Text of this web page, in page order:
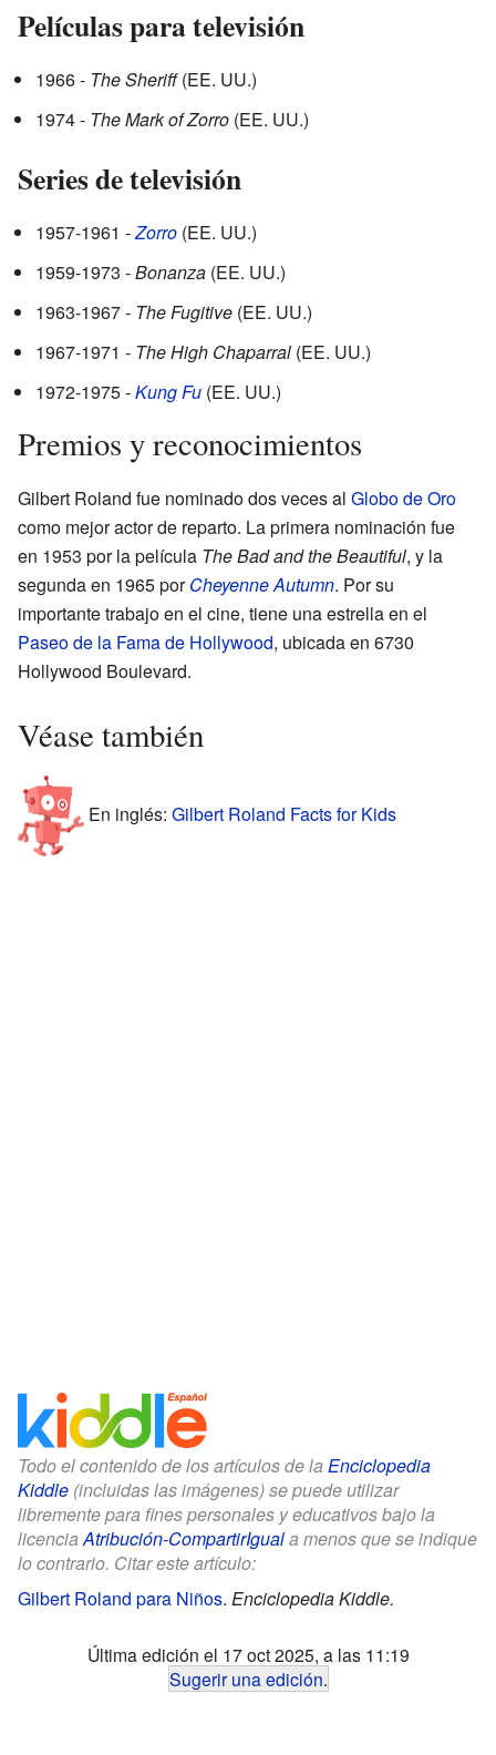
Películas para televisión
1966 - The Sheriff(EE. UU.)
1974 - The Mark of Zorro (EE. UU.)
Series de televisión
1957-1961 -Zorro (EE. UU.)
1959-1973 -Bonanza (EE. UU.)
1963-1967 - The Fugitive (EE. UU.)
1967-1971 - The High Chaparral (EE. UU.)
1972-1975 -Kung Fu (EE. UU.)
Premios y reconocimientos
Gilbert Roland fue nominado dos veces al Globo de Oro
como mejor actor de reparto. La primera nominación fue
en 1953 por la película The Bad and the Beautiful, y la
segunda en 1965 porCheyenne Autumn. Por su
importante trabajo en el cine, tiene una estrella en el
Paseo de la Fama de Hollywood, ubicada en 6730
Hollywood Boulevard.
Véase también
En inglés: Gilbert Roland Facts for Kids
Todo el contenido de los artículos de la Enciclopedia
Kiddle (incluidas las imágenes) se puede utilizar
libremente para fines personales y educativos bajo la
licenciaAtribución-CompartirIguala menos que se indique
lo contrario. Citar este artículo:
Gilbert Roland para Niños. Enciclopedia Kiddle.
Última edición el 17 oct 2025, a las 11:19
Sugerir una edición.